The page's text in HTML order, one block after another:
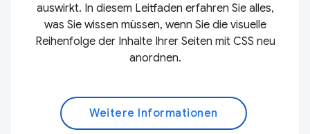
auswirkt. In diesem Leitfaden erfahren Sie alles,
was Sie wissen müssen, wenn Sie die visuelle
Reihenfolge der Inhalte Ihrer Seiten mit CSS neu
anordnen.
Weitere Informationen